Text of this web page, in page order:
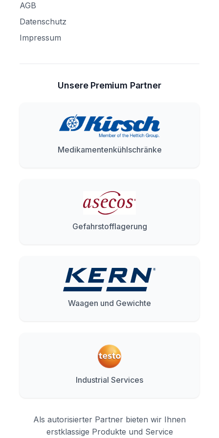
AGB
Datenschutz
Impressum
Unsere Premium Partner
Medikamentenkühlschränke
Gefahrstofflagerung
Waagen und Gewichte
Industrial Services
Als autorisierter Partner bieten wir Ihnen
erstklassige Produkte und Service